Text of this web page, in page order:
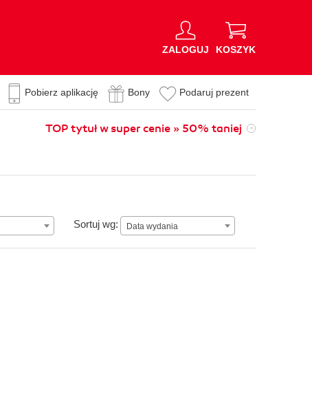
ZALOGUJ KOSZYK
Pobierz aplikację Bony Podaruj prezent
TOP tytuł w super cenie » 50% taniej
Sortuj wg: Data wydania
Data wydania